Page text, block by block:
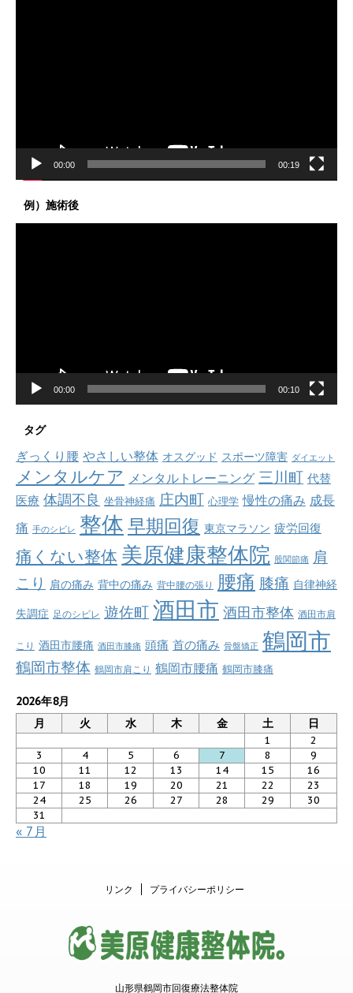
00:00 00:19
例）施術後
00:00 00:10
タグ
ぎっくり腰 やさしい整体 オスグッド スポーツ障害 ダイエット
メンタルケア メンタルトレーニング 三川町 代替
医療 体調不良 坐骨神経痛 庄内町 心理学 慢性の痛み 成長
痛 手のシビレ 整体 早期回復 東京マラソン 疲労回復
痛くない整体 美原健康整体院 股関節痛 肩
こり 肩の痛み 背中の痛み 背中腰の張り 腰痛 膝痛 自律神経
失調症 足のシビレ 遊佐町 酒田市 酒田市整体 酒田市肩
こり 酒田市腰痛 酒田市膝痛 頭痛 首の痛み 骨盤矯正 鶴岡市
鶴岡市整体 鶴岡市肩こり 鶴岡市腰痛 鶴岡市膝痛
2026年8月
月
火 水 木 金 土 日
1
2
3
4 5 6 7 8
9
10
11 12 13 14 15
16
17
18 19 20 21 22
23
24
25 26 27 28 29
30
31
« 7月
リンク プライバシーポリシー
山形県鶴岡市回復療法整体院